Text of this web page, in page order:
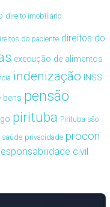
direito imobiliário
do paciente direitos do
execução de alimentos
indenização INSS
bens pensão
pirituba Pirituba são
saúde privacidade procon
civil